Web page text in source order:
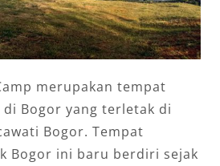
merupakan tempat
Bogor yang terletak di
Bogor. Tempat
Bogor ini baru berdiri sejak